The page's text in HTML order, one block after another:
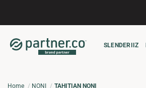
SLENDERIIZ
Home NONI TAHITIAN NONI